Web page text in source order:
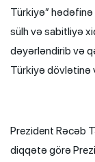
Türkiyə” hədəfinə
sülh və sabitliyə
dəyərləndirib və
Türkiyə dövlətinə
Prezident Rəcəb
diqqətə görə